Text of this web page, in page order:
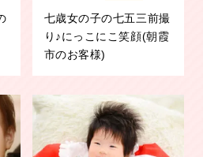
七歳女の子の七五三前撮
り♪にっこにこ笑顔(朝霞
市のお客様)